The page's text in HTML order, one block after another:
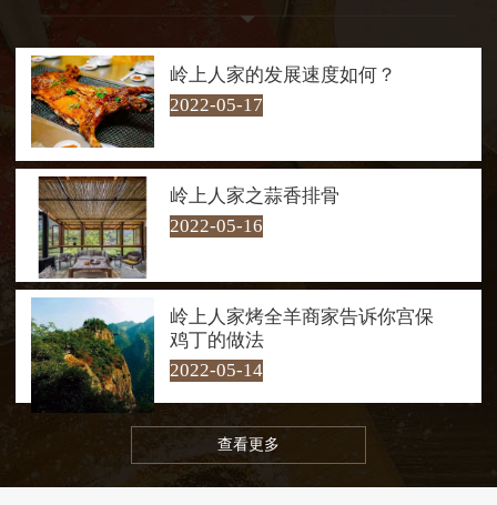
上，游客仿佛进入了青山绿水的怀
抱，四周山色青翠欲滴，桥下溪流
每每经过，游客总会情不自禁地下
水嬉戏。每到夜幕降临，岭上人家
的夜景也是一绝，让人流连忘返！
岭上人家的发展速度如何？
2022-05-17
岭上人家之蒜香排骨
2022-05-16
岭上人家烤全羊商家告诉你宫保
鸡丁的做法
2022-05-14
查看更多